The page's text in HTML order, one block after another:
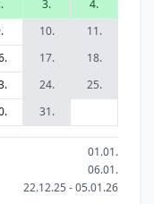
3.
4.
10.
11.
17.
18.
24.
25.
31.
01.01.
06.01.
22.12.25 - 05.01.26